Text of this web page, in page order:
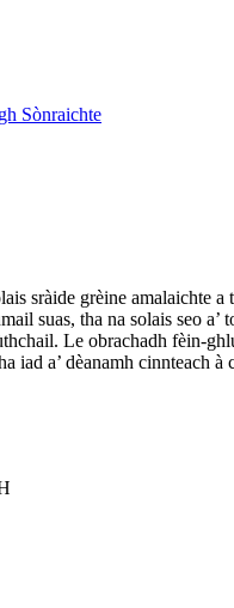
sràide grèine
suas, tha na solais seo
Le obrachadh fèin-
iad a’ dèanamh cinnteach